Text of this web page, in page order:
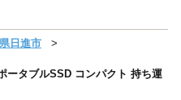
日進市
ータブルSSD コンパクト 持ち運